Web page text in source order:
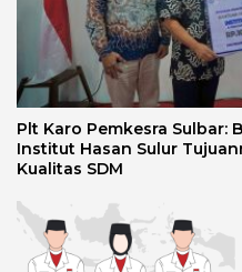
Plt Karo Pemkesra Sulbar:
Institut Hasan Sulur
Kualitas SDM